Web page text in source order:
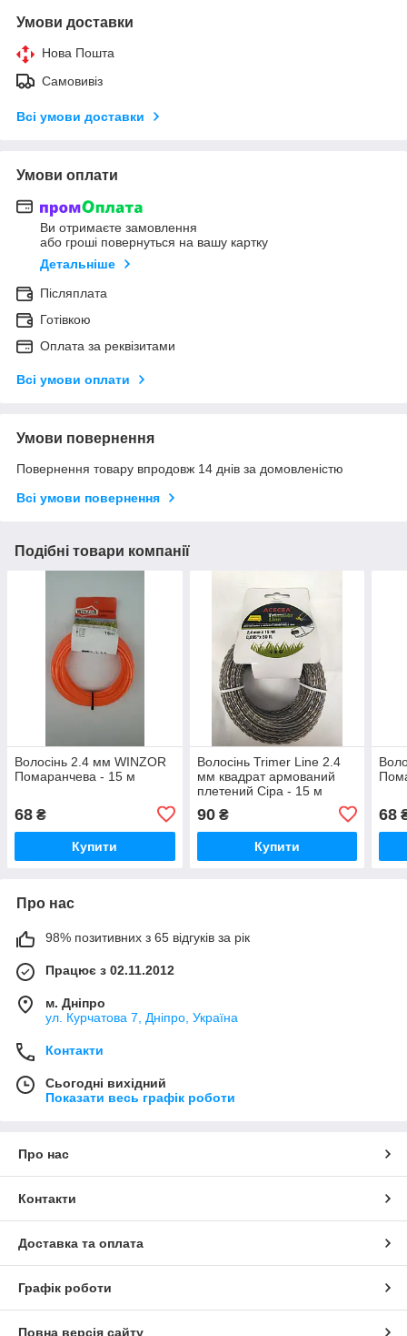
Умови доставки
Нова Пошта
Самовивіз
Всі умови доставки
Умови оплати
Ви отримаєте замовлення
або гроші повернуться на вашу картку
Детальніше
Післяплата
Готівкою
Оплата за реквізитами
Всі умови оплати
Умови повернення
Повернення товару впродовж 14 днів за домовленістю
Всі умови повернення
Подібні товари компанії
Волосінь 2.4 мм WINZOR
Помаранчева - 15 м
68 ₴
Купити
Волосінь Trimer Line 2.4
мм квадрат армований
плетений Сіра - 15 м
90₴
Купити
68
Про нас
98% позитивних з 65 відгуків за рік
Працює з 02.11.2012
м. Дніпро
ул. Курчатова 7, Дніпро, Україна
Контакти
Сьогодні вихідний
Показати весь графік роботи
Про нас
Контакти
Доставка та оплата
Графік роботи
Повна версія сайту